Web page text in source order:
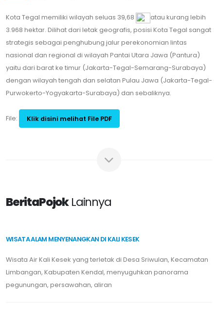
Kota Tegal memiliki wilayah seluas 39,68
atau kurang lebih
3.968 hektar. Dilihat dari letak geografis, posisi Kota Tegal sangat
strategis sebagai penghubung jalur perekonomian lintas
nasional dan regional di wilayah Pantai Utara Jawa (Pantura)
yaitu dari barat ke timur (Jakarta-Tegal-Semarang-Surabaya)
dengan wilayah tengah dan selatan Pulau Jawa (Jakarta-Tegal-
Purwokerto-Yogyakarta-Surabaya) dan sebaliknya.
File: Klik disini melihat File PDF
BeritaPojokLainnya
WISATA ALAM MENYENANGKAN DI KALI KESEK
Wisata Air Kali Kesek yang terletak di Desa Sriwulan, Kecamatan
Limbangan, Kabupaten Kendal, menyuguhkan panorama
pegunungan, persawahan, aliran